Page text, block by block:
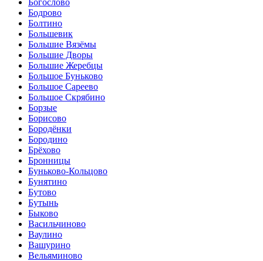
Богослово
Бодрово
Болтино
Большевик
Большие Вязёмы
Большие Дворы
Большие Жеребцы
Большое Буньково
Большое Сареево
Большое Скрябино
Борзые
Борисово
Бородёнки
Бородино
Брёхово
Бронницы
Буньково-Кольцово
Бунятино
Бутово
Бутынь
Быково
Васильчиново
Ваулино
Вашурино
Вельяминово